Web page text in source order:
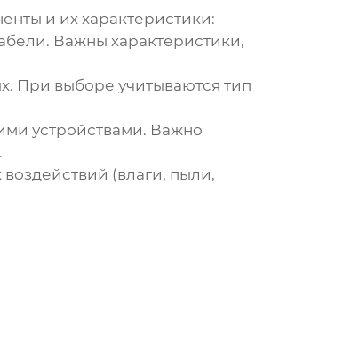
и их характеристики:
Важны характеристики,
При выборе учитываются тип
устройствами. Важно
(влаги, пыли,